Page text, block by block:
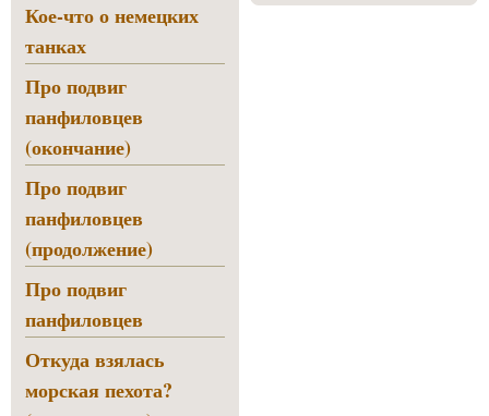
Кое-что о немецких
танках
Про подвиг
панфиловцев
(окончание)
Про подвиг
панфиловцев
(продолжение)
Про подвиг
панфиловцев
Откуда взялась
морская пехота?